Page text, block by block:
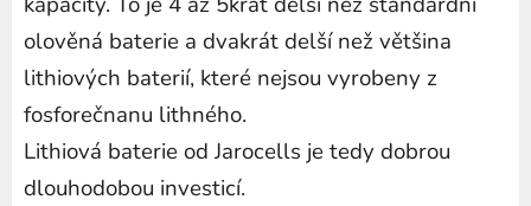
olověná baterie a dvakrát delší než většina
lithiových baterií, které nejsou vyrobeny z
fosforečnanu lithného.
Lithiová baterie od Jarocells je tedy dobrou
dlouhodobou investicí.